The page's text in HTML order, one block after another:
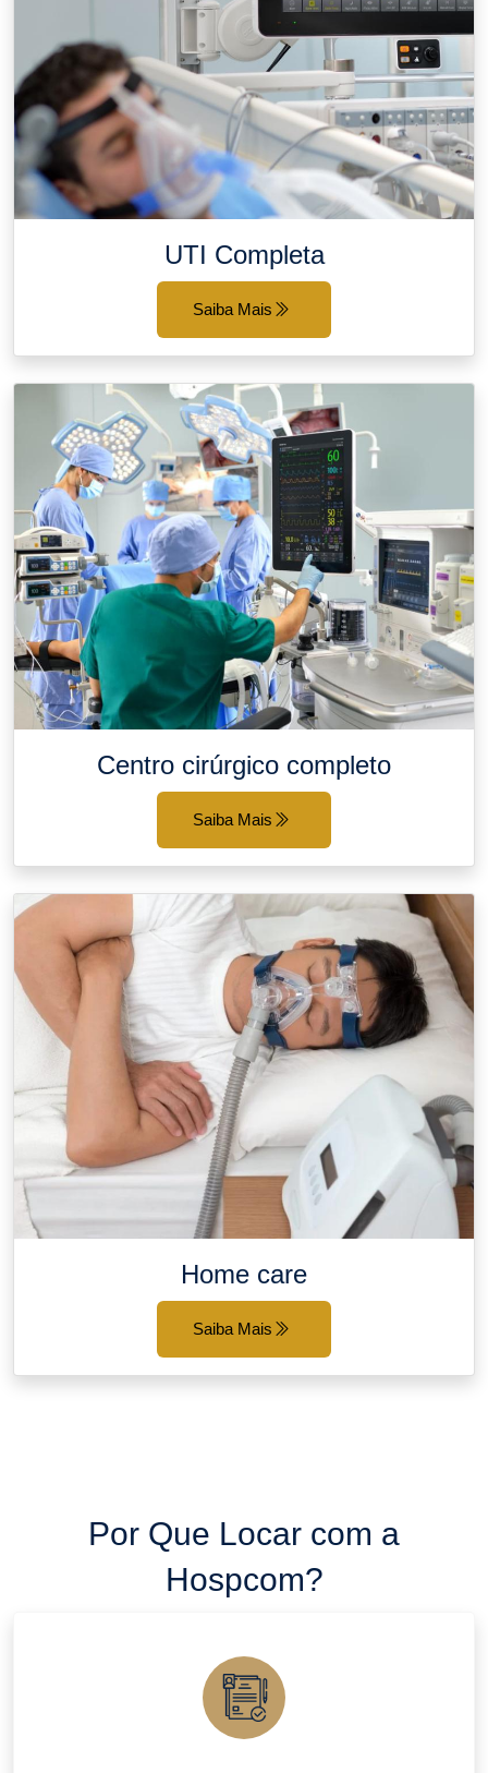
UTI Completa
Saiba Mais
Centro cirúrgico completo
Saiba Mais
Home care
Saiba Mais
Por Que Locar com a
Hospcom?